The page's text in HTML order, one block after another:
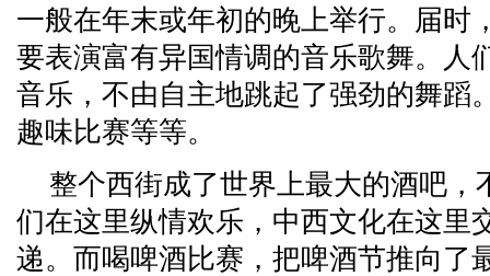
一般在年末或年初的晚上举行。届时
要表演富有异国情调的音乐歌舞。人
音乐，不由自主地跳起了强劲的舞蹈
趣味比赛等等。
整个西街成了世界上最大的酒吧，
们在这里纵情欢乐，中西文化在这里
递。而喝啤酒比赛，把啤酒节推向了